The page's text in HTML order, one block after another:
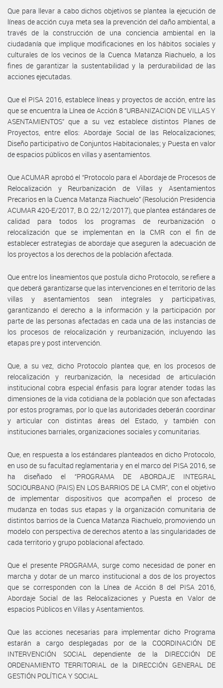
Que para llevar a cabo dichos objetivos se plantea la ejecución de
líneas de acción cuya meta sea la prevención del daño ambiental, a
través de la construcción de una conciencia ambiental en la
ciudadanía que implique modificaciones en los hábitos sociales y
culturales de los vecinos de la Cuenca Matanza Riachuelo, a los
fines de garantizar la sustentabilidad y la perdurabilidad de las
acciones ejecutadas.
Que el PISA 2016, establece líneas y proyectos de acción, entre las
que se encuentra la Línea de Acción 8 “URBANIZACION DE VILLAS Y
ASENTAMIENTOS” que a su vez establece distintos Planes de
Proyectos, entre ellos: Abordaje Social de las Relocalizaciones;
Diseño participativo de Conjuntos Habitacionales; y Puesta en valor
de espacios públicos en villas y asentamientos.
Que ACUMAR aprobó el “Protocolo para el Abordaje de Procesos de
Relocalización y Reurbanización de Villas y Asentamientos
Precarios en la Cuenca Matanza Riachuelo” (Resolución Presidencia
ACUMAR 420-E/2017, B.O. 22/12/2017), que plantea estándares de
calidad para todos los programas de reurbanización o
relocalización que se implementan en la CMR con el fin de
establecer estrategias de abordaje que aseguren la adecuación de
los proyectos a los derechos de la población afectada.
Que entre los lineamientos que postula dicho Protocolo, se refiere a
que deberá garantizarse que las intervenciones en el territorio de las
villas y asentamientos sean integrales y participativas,
garantizando el derecho a la información y la participación por
parte de las personas afectadas en cada una de las instancias de
los procesos de relocalización y reurbanización, incluyendo las
etapas pre y post intervención.
Que, a su vez, dicho Protocolo plantea que, en los procesos de
relocalización y reurbanización, la necesidad de articulación
institucional cobra especial énfasis para lograr atender todas las
dimensiones de la vida cotidiana de la población que son afectadas
por estos programas, por lo que las autoridades deberán coordinar
y articular con distintas áreas del Estado, y también con
instituciones barriales, organizaciones sociales y comunitarias.
Que, en respuesta a los estándares planteados en dicho Protocolo,
en uso de su facultad reglamentaria y en el marco del PISA 2016, se
ha diseñado el “PROGRAMA DE ABORDAJE INTEGRAL
SOCIOURBANO (PAIS) EN LOS BARRIOS DE LA CMR”, con el objetivo
de implementar dispositivos que acompañen el proceso de
mudanza en todas sus etapas y la organización comunitaria de
distintos barrios de la Cuenca Matanza Riachuelo, promoviendo un
modelo con perspectiva de derechos atento a las singularidades de
cada territorio y grupo poblacional afectado.
Que el presente PROGRAMA, surge como necesidad de poner en
marcha y dotar de un marco institucional a dos de los proyectos
que se corresponden con la Línea de Acción 8 del PISA 2016,
Abordaje Social de las Relocalizaciones y Puesta en Valor de
espacios Públicos en Villas y Asentamientos.
Que las acciones necesarias para implementar dicho Programa
estarán a cargo desplegadas por de la COORDINACIÓN DE
INTERVENCIÓN SOCIAL dependiente de la DIRECCIÓN DE
ORDENAMIENTO TERRITORIAL de la DIRECCIÓN GENERAL DE
GESTIÓN POLÍTICA Y SOCIAL.